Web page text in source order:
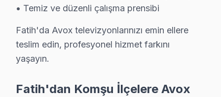
Molla Fenari'de Avox TV Servisi
Molla Gürani'de Avox TV Servisi
Molla Gürani, çeşitli sosyal katmanlardan bireylerin
Molla Hüsrev'de Avox TV Servisi
• Temiz ve düzenli çalışma prensibi
Fatih'da Avox televizyonlarınızı emin ellere
teslim edin, profesyonel hizmet farkını
yaşayın.
Fatih'dan Komşu İlçelere Avox